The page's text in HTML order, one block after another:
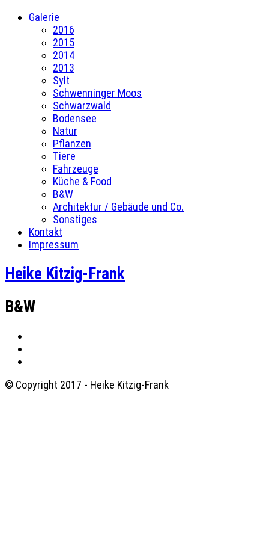
Galerie
2016
2015
2014
2013
Sylt
Schwenninger Moos
Schwarzwald
Bodensee
Natur
Pflanzen
Tiere
Fahrzeuge
Küche & Food
B&W
Architektur / Gebäude und Co.
Sonstiges
Kontakt
Impressum
Heike Kitzig-Frank
B&W
© Copyright 2017 - Heike Kitzig-Frank